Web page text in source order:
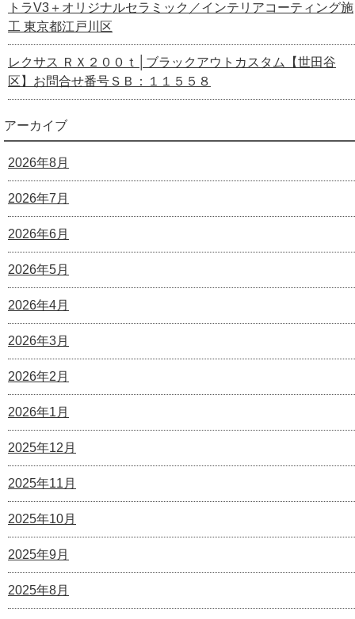
トラV3＋オリジナルセラミック／インテリアコーティング施
工 東京都江戸川区
レクサス ＲＸ２００ｔ│ブラックアウトカスタム【世田谷
区】お問合せ番号ＳＢ：１１５５８
アーカイブ
2026年8月
2026年7月
2026年6月
2026年5月
2026年4月
2026年3月
2026年2月
2026年1月
2025年12月
2025年11月
2025年10月
2025年9月
2025年8月